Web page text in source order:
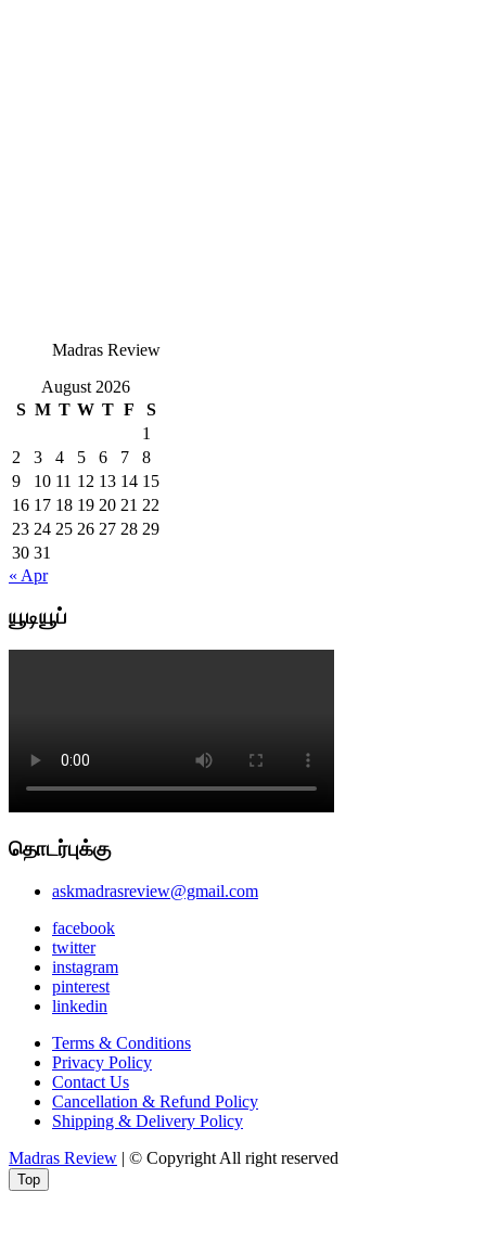
Madras Review
August 2026
S M T W T F
S
1
2
3 4 5 6 7
8
9
10 11 12 13 14 15
16 17 18 19 20 21 22
23 24 25 26 27 28 29
30 31
« Apr
யூடியூப்
தொடர்புக்கு
askmadrasreview@gmail.com
facebook
twitter
instagram
pinterest
linkedin
Terms & Conditions
Privacy Policy
Contact Us
Cancellation & Refund Policy
Shipping & Delivery Policy
Madras Review | © Copyright All right reserved
Top